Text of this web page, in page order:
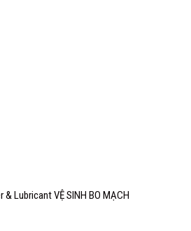
Lubricant VỆ SINH BO MẠCH